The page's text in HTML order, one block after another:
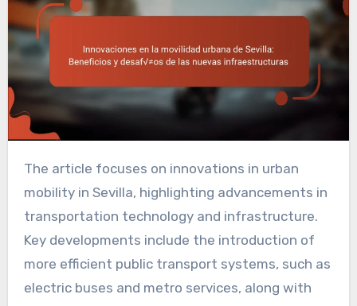
The article focuses on innovations in urban
mobility in Sevilla, highlighting advancements in
transportation technology and infrastructure.
Key developments include the introduction of
more efficient public transport systems, such as
electric buses and metro services, along with